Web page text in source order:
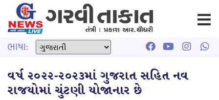
ભાષા:
વર્ષ ૨૦૨૨-૨૦૨૩માં ગુજરાત સહિત નવ
રાજયોમાં ચુંટણી યોજાનાર છે